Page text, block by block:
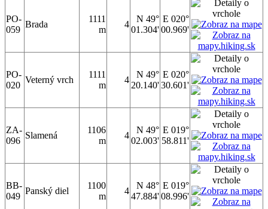
PO-
059
Brada
1111
m
4
N 49°
01.304'
E 020°
00.969'
PO-
020
Veterný vrch
1111
m
4
N 49°
20.140'
E 020°
30.601'
ZA-
096
Slamená
1106
m
4
N 49°
02.003'
E 019°
58.811'
BB-
049
Panský diel
1100
m
4
N 48°
47.884'
E 019°
08.996'